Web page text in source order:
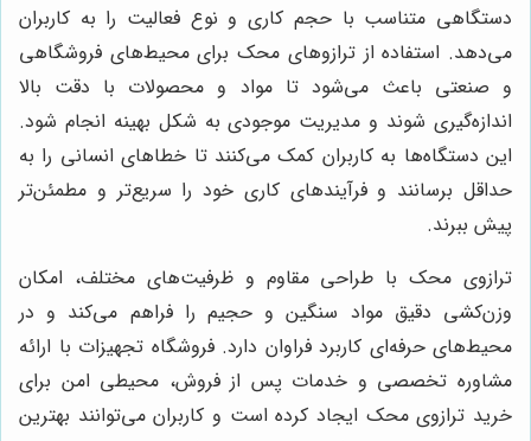
دستگاهی متناسب با حجم کاری و نوع فعالیت را به کاربران
می‌دهد. استفاده از ترازوهای محک برای محیط‌های فروشگاهی
و صنعتی باعث می‌شود تا مواد و محصولات با دقت بالا
اندازه‌گیری شوند و مدیریت موجودی به شکل بهینه انجام شود.
این دستگاه‌ها به کاربران کمک می‌کنند تا خطاهای انسانی را به
حداقل برسانند و فرآیندهای کاری خود را سریع‌تر و مطمئن‌تر
پیش ببرند.
ترازوی محک با طراحی مقاوم و ظرفیت‌های مختلف، امکان
وزن‌کشی دقیق مواد سنگین و حجیم را فراهم می‌کند و در
محیط‌های حرفه‌ای کاربرد فراوان دارد. فروشگاه تجهیزات با ارائه
مشاوره تخصصی و خدمات پس از فروش، محیطی امن برای
خرید ترازوی محک ایجاد کرده است و کاربران می‌توانند بهترین